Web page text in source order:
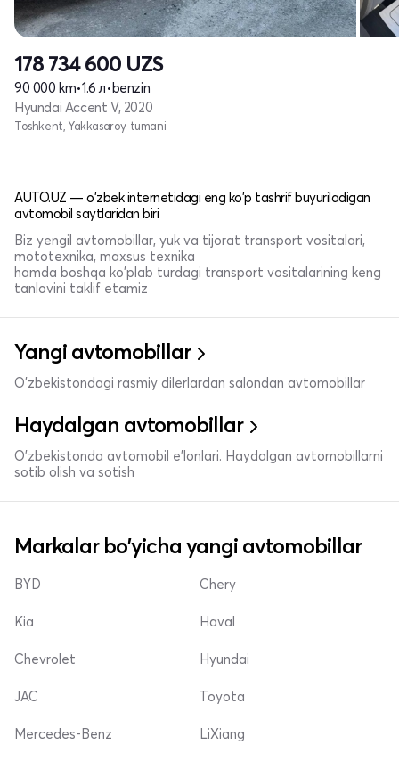
178 734 600 UZS
90 000 km•1.6 л•benzin
Hyundai Accent V, 2020
Toshkent, Yakkasaroy tumani
AUTO.UZ — o'zbek internetidagi eng ko'p tashrif buyuriladigan
avtomobil saytlaridan biri
Biz yengil avtomobillar, yuk va tijorat transport vositalari,
mototexnika, maxsus texnika
hamda boshqa ko'plab turdagi transport vositalarining keng
tanlovini taklif etamiz
Yangi avtomobillar
O'zbekistondagi rasmiy dilerlardan salondan avtomobillar
Haydalgan avtomobillar
O'zbekistonda avtomobil e’lonlari. Haydalgan avtomobillarni
sotib olish va sotish
Markalar bo'yicha yangi avtomobillar
BYD
Kia
Chevrolet
Chery
Haval
Hyundai
JAC
Mercedes-Benz
Toyota
LiXiang